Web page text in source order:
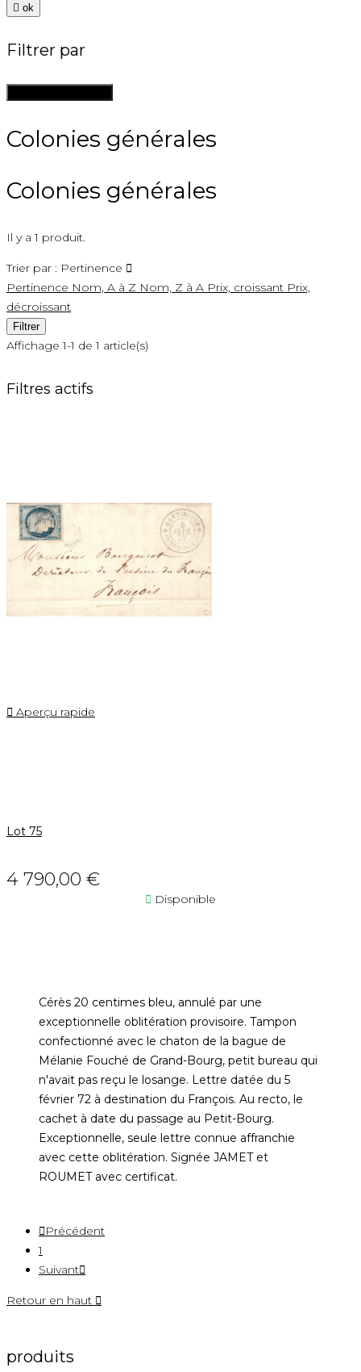
 ok
Filtrer par
Colonies générales
Colonies générales
Il y a 1 produit.
Trier par : Pertinence 
Pertinence Nom, A à Z Nom, Z à A Prix, croissant Prix,
décroissant
Filtrer
Affichage 1-1 de 1 article(s)
Filtres actifs
 Aperçu rapide
Lot 75
4 790,00 €
 Disponible
Cérès 20 centimes bleu, annulé par une
exceptionnelle oblitération provisoire. Tampon
confectionné avec le chaton de la bague de
Mélanie Fouché de Grand-Bourg, petit bureau qui
n'avait pas reçu le losange. Lettre datée du 5
février 72 à destination du François. Au recto, le
cachet à date du passage au Petit-Bourg.
Exceptionnelle, seule lettre connue affranchie
avec cette oblitération. Signée JAMET et
ROUMET avec certificat.
Précédent
1
Suivant
Retour en haut 
produits